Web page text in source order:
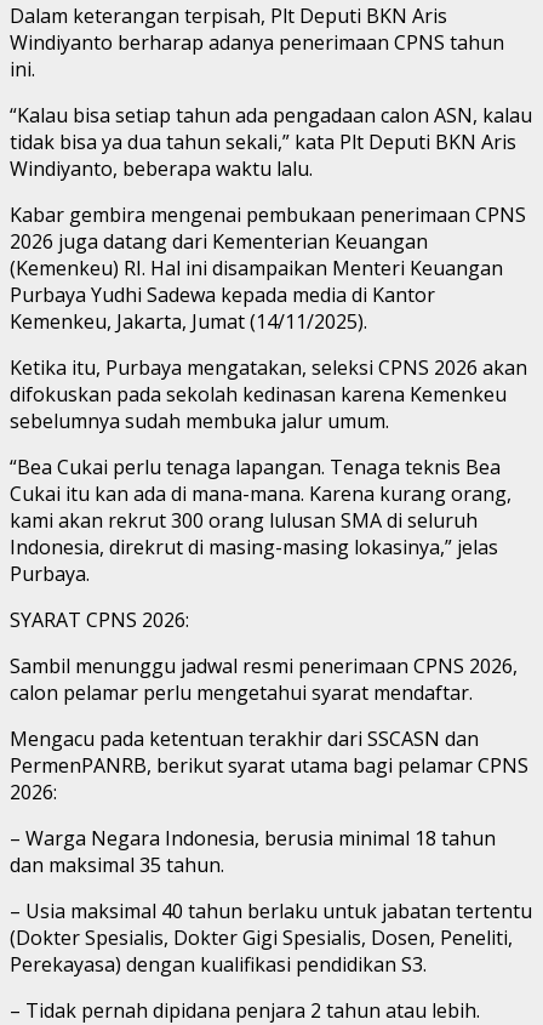
Dalam keterangan terpisah, Plt Deputi BKN Aris
Windiyanto berharap adanya penerimaan CPNS tahun
ini.
“Kalau bisa setiap tahun ada pengadaan calon ASN, kalau
tidak bisa ya dua tahun sekali,” kata Plt Deputi BKN Aris
Windiyanto, beberapa waktu lalu.
Kabar gembira mengenai pembukaan penerimaan CPNS
2026 juga datang dari Kementerian Keuangan
(Kemenkeu) RI. Hal ini disampaikan Menteri Keuangan
Purbaya Yudhi Sadewa kepada media di Kantor
Kemenkeu, Jakarta, Jumat (14/11/2025).
Ketika itu, Purbaya mengatakan, seleksi CPNS 2026 akan
difokuskan pada sekolah kedinasan karena Kemenkeu
sebelumnya sudah membuka jalur umum.
“Bea Cukai perlu tenaga lapangan. Tenaga teknis Bea
Cukai itu kan ada di mana-mana. Karena kurang orang,
kami akan rekrut 300 orang lulusan SMA di seluruh
Indonesia, direkrut di masing-masing lokasinya,” jelas
Purbaya.
SYARAT CPNS 2026:
Sambil menunggu jadwal resmi penerimaan CPNS 2026,
calon pelamar perlu mengetahui syarat mendaftar.
Mengacu pada ketentuan terakhir dari SSCASN dan
PermenPANRB, berikut syarat utama bagi pelamar CPNS
2026:
– Warga Negara Indonesia, berusia minimal 18 tahun
dan maksimal 35 tahun.
– Usia maksimal 40 tahun berlaku untuk jabatan tertentu
(Dokter Spesialis, Dokter Gigi Spesialis, Dosen, Peneliti,
Perekayasa) dengan kualifikasi pendidikan S3.
– Tidak pernah dipidana penjara 2 tahun atau lebih.